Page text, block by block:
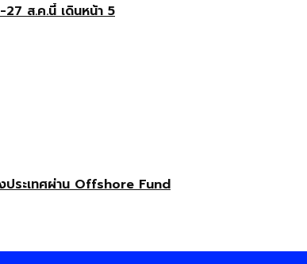
ส.ค.นี้ เดินหน้า 5
ประเทศผ่าน Offshore Fund